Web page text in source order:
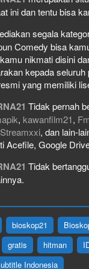
ini dan tentu bisa
segala
Comedy bisa
nikmati disini
kepada
yang memiliki
Tidak pernah
, kawanfilm21,
Streamxxi, dan lain-
Acefile, Google
Tidak
bioskop21
gratis hitman
Indonesia